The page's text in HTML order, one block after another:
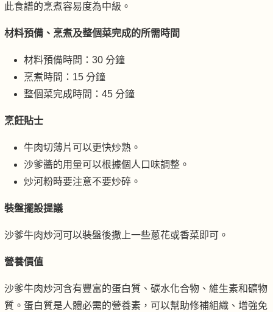
此食譜的烹煮容易度為中級。
材料預備、烹煮及整個菜完成的所需時間
材料預備時間：30 分鐘
烹煮時間：15 分鐘
整個菜完成時間：45 分鐘
烹飪貼士
牛肉切薄片可以更快炒熟。
沙爹醬的用量可以根據個人口味調整。
炒河粉時要注意不要炒碎。
裝盤擺設提議
沙爹牛肉炒河可以裝盤後撒上一些蔥花或香菜即可。
營養價值
沙爹牛肉炒河含有豐富的蛋白質、碳水化合物、維生素和礦物
質。蛋白質是人體必需的營養素，可以幫助修補組織、增強免